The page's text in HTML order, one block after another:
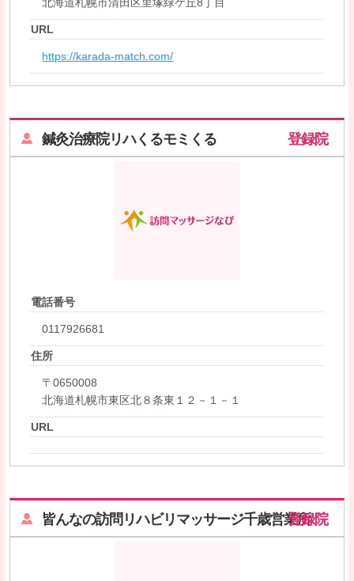
URL
https://karada-match.com/
鍼灸治療院リハくるモミくる 登録院
電話番号
0117926681
住所
〒0650008
北海道札幌市東区北８条東１２－１－１
URL
皆んなの訪問リハビリマッサージ千歳営業所
登録院